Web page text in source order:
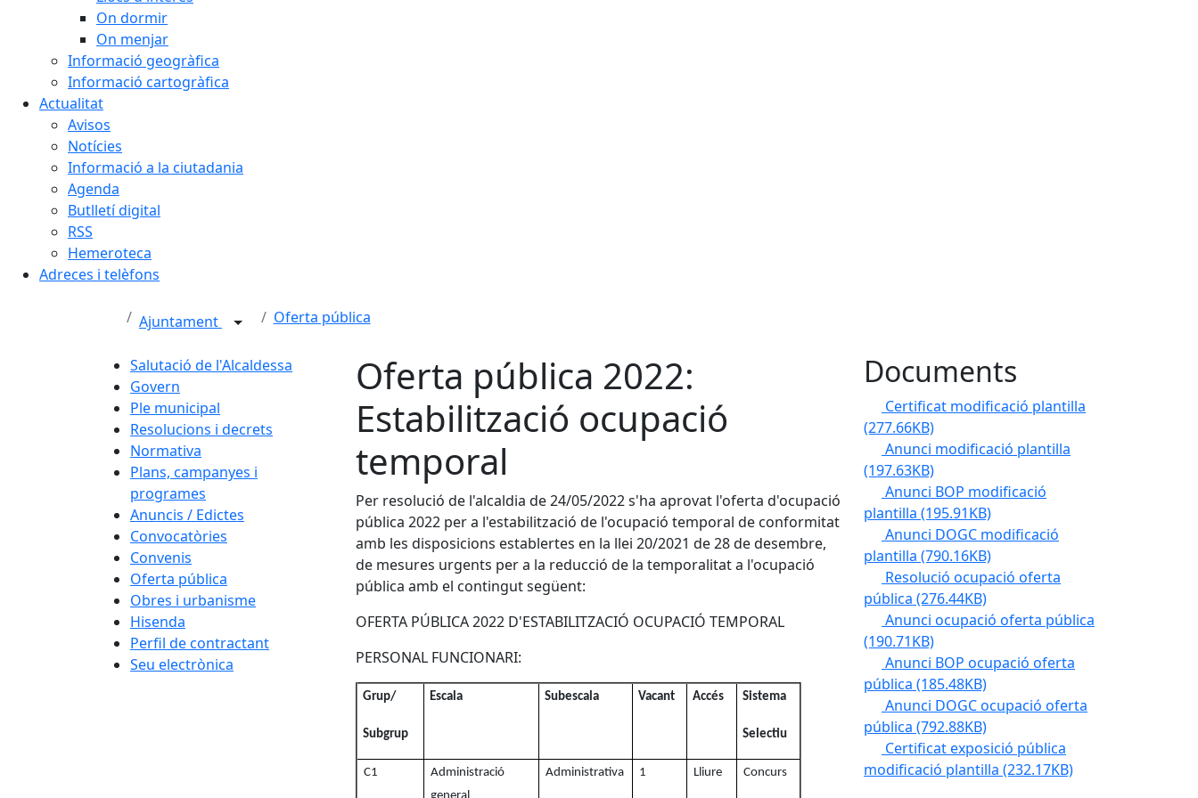
On dormir
On menjar
Informació geogràfica
Informació cartogràfica
Actualitat
Avisos
Notícies
Informació a la ciutadania
Agenda
Butlletí digital
RSS
Hemeroteca
Adreces i telèfons
Ajuntament Oferta pública
Salutació de l'Alcaldessa
Govern
Ple municipal
Resolucions i decrets
Normativa
Plans, campanyes i
programes
Anuncis / Edictes
Convocatòries
Convenis
Oferta pública
Obres i urbanisme
Hisenda
Perfil de contractant
Seu electrònica
Oferta pública 2022:
Estabilització ocupació
temporal
Per resolució de l'alcaldia de 24/05/2022 s'ha aprovat l'oferta d'ocupació
pública 2022 per a l'estabilització de l'ocupació temporal de conformitat
amb les disposicions establertes en la llei 20/2021 de 28 de desembre,
de mesures urgents per a la reducció de la temporalitat a l'ocupació
pública amb el contingut següent:
OFERTA PÚBLICA 2022 D'ESTABILITZACIÓ OCUPACIÓ TEMPORAL
PERSONAL FUNCIONARI:
Grup/
Subgrup
Escala Subescala Vacant Accés Sistema
Selectiu
C1
Administració
Administrativa 1 Lliure Concurs
Documents
Certificat modificació plantilla
(277.66KB)
Anunci modificació plantilla
(197.63KB)
Anunci BOP modificació
plantilla (195.91KB)
Anunci DOGC modificació
plantilla (790.16KB)
Resolució ocupació oferta
pública (276.44KB)
Anunci ocupació oferta pública
(190.71KB)
Anunci BOP ocupació oferta
pública (185.48KB)
Anunci DOGC ocupació oferta
pública (792.88KB)
Certificat exposició pública
modificació plantilla (232.17KB)